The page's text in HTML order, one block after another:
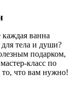
ванна
тела и души?
подарком,
класс по
что вам нужно!